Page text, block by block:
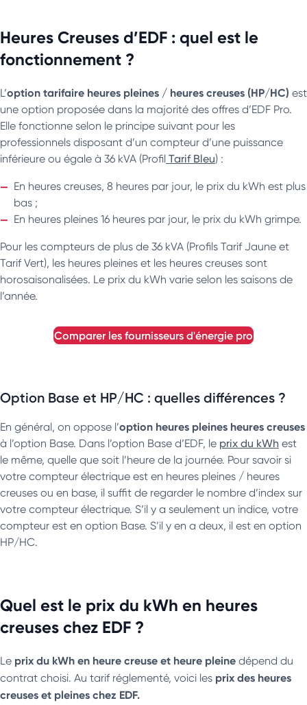
Heures Creuses d’EDF : quel est le
fonctionnement ?
L’option tarifaire heures pleines / heures creuses (HP/HC) est
une option proposée dans la majorité des offres d’EDF Pro.
Elle fonctionne selon le principe suivant pour les
professionnels disposant d’un compteur d’une puissance
inférieure ou égale à 36 kVA (Profil Tarif Bleu) :
En heures creuses, 8 heures par jour, le prix du kWh est plus
bas ;
En heures pleines 16 heures par jour, le prix du kWh grimpe.
Pour les compteurs de plus de 36 kVA (Profils Tarif Jaune et
Tarif Vert), les heures pleines et les heures creuses sont
horosaisonalisées. Le prix du kWh varie selon les saisons de
l’année.
comparer les fournisseurs d'énergie pro
Option Base et HP/HC : quelles différences ?
En général, on oppose l’option heures pleines heures creuses
à l’option Base. Dans l’option Base d’EDF, le prix du kWh est
le même, quelle que soit l’heure de la journée. Pour savoir si
votre compteur électrique est en heures pleines / heures
creuses ou en base, il suffit de regarder le nombre d’index sur
votre compteur électrique. S’il y a seulement un indice, votre
compteur est en option Base. S’il y en a deux, il est en option
HP/HC.
Quel est le prix du kWh en heures
creuses chez EDF ?
Le prix du kWh en heure creuse et heure pleine dépend du
contrat choisi. Au tarif réglementé, voici les prix des heures
creuses et pleines chez EDF.